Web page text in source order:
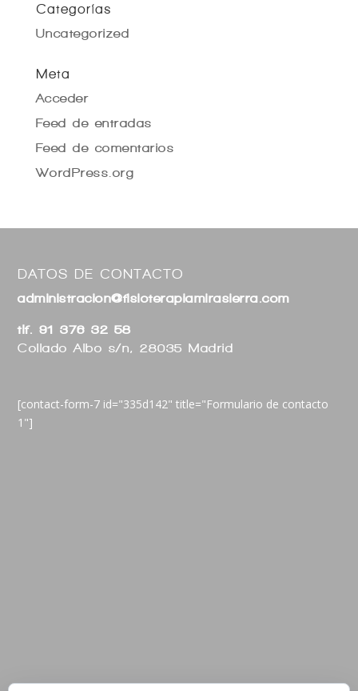
Categorías
Uncategorized
Meta
Acceder
Feed de entradas
Feed de comentarios
WordPress.org
DATOS DE CONTACTO
administracion@fisioterapiamirasierra.com
tlf. 91 376 32 58
Collado Albo s/n, 28035 Madrid
[contact-form-7 id="335d142" title="Formulario de contacto
1"]